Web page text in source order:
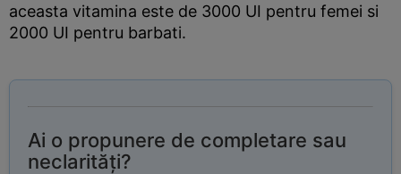
aceasta vitamina este de 3000 UI pentru femei si
2000 UI pentru barbati.
Ai o propunere de completare sau
neclarități?